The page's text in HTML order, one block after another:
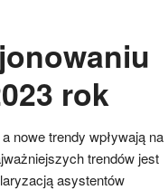
rok
nowe trendy wpływają na
trendów jest
asystentów